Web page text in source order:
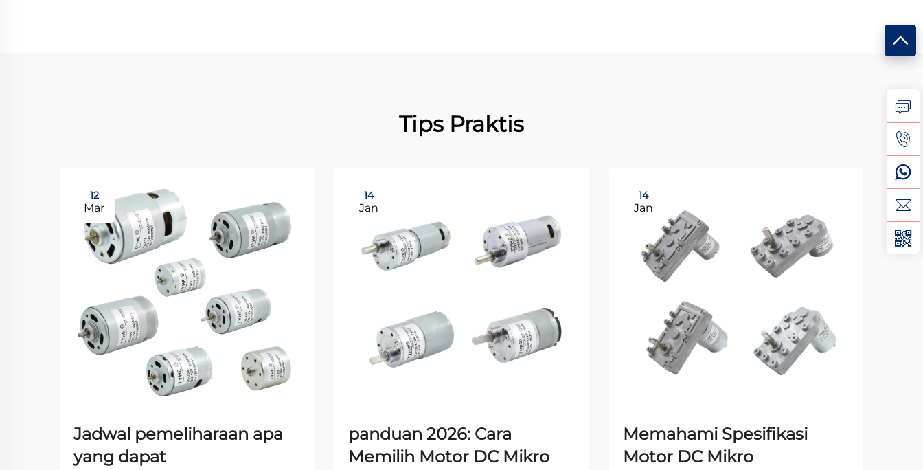
Tips Praktis
12
Mar
Jadwal pemeliharaan apa
yang dapat
14
Jan
panduan 2026: Cara
Memilih Motor DC Mikro
14
Jan
Memahami Spesifikasi
Motor DC Mikro